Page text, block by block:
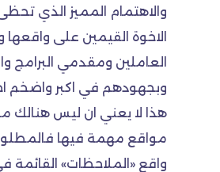
والاهتمام المميز الذي
الاخوة القيمين على
العاملين ومقدمي البرامج
وبجهودهم في اكبر واضخم
هذا لا يعني ان ليس هنالك
مواقع مهمة فيها فالمطلوب
واقع «الملاحظات» القائمة